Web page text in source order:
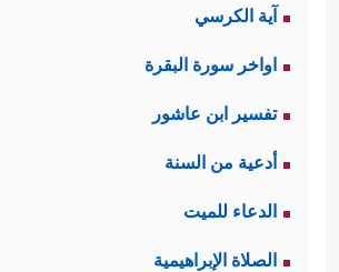
آية الكرسي
اواخر سورة البقرة
تفسير ابن عاشور
أدعية من السنة
الدعاء للميت
الصلاة الإبراهيمية